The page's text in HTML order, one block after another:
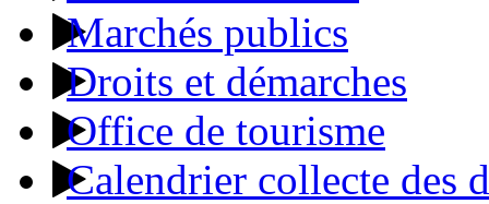
Marchés publics
Droits et démarches
Office de tourisme
Calendrier collecte des